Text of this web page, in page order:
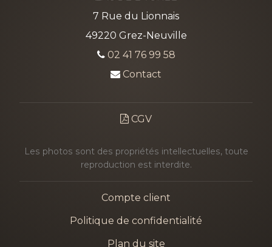
7 Rue du Lionnais
49220 Grez-Neuville
02 41 76 99 58
Contact
CGV
Les photos sont des propriétés intellectuelles, toute
reproduction est interdite.
Compte client
Politique de confidentialité
Plan du site